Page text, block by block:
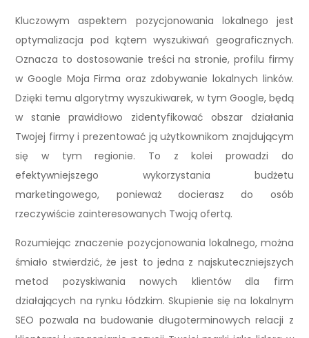
Kluczowym aspektem pozycjonowania lokalnego jest
optymalizacja pod kątem wyszukiwań geograficznych.
Oznacza to dostosowanie treści na stronie, profilu firmy
w Google Moja Firma oraz zdobywanie lokalnych linków.
Dzięki temu algorytmy wyszukiwarek, w tym Google, będą
w stanie prawidłowo zidentyfikować obszar działania
Twojej firmy i prezentować ją użytkownikom znajdującym
się w tym regionie. To z kolei prowadzi do
efektywniejszego wykorzystania budżetu
marketingowego, ponieważ docierasz do osób
rzeczywiście zainteresowanych Twoją ofertą.
Rozumiejąc znaczenie pozycjonowania lokalnego, można
śmiało stwierdzić, że jest to jedna z najskuteczniejszych
metod pozyskiwania nowych klientów dla firm
działających na rynku łódzkim. Skupienie się na lokalnym
SEO pozwala na budowanie długoterminowych relacji z